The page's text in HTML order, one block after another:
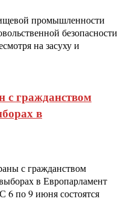
промышленности
безопасности
на засуху и
с гражданством
в
с гражданством
в Европарламент
6 по 9 июня состоятся